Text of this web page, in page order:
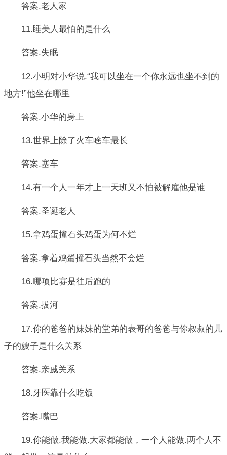
答案.老人家
11.睡美人最怕的是什么
答案.失眠
12.小明对小华说.“我可以坐在一个你永远也坐不到的
地方!”他坐在哪里
答案.小华的身上
13.世界上除了火车啥车最长
答案.塞车
14.有一个人一年才上一天班又不怕被解雇他是谁
答案.圣诞老人
15.拿鸡蛋撞石头鸡蛋为何不烂
答案.拿着鸡蛋撞石头当然不会烂
16.哪项比赛是往后跑的
答案.拔河
17.你的爸爸的妹妹的堂弟的表哥的爸爸与你叔叔的儿
子的嫂子是什么关系
答案.亲戚关系
18.牙医靠什么吃饭
答案.嘴巴
19.你能做.我能做.大家都能做，一个人能做.两个人不